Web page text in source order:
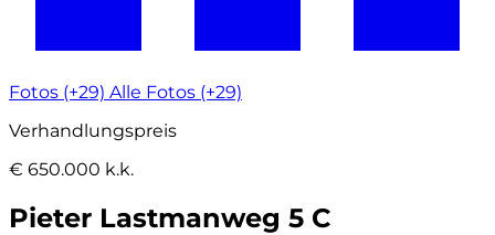
Fotos (+29) Alle Fotos (+29)
Verhandlungspreis
€ 650.000 k.k.
Pieter Lastmanweg 5 C